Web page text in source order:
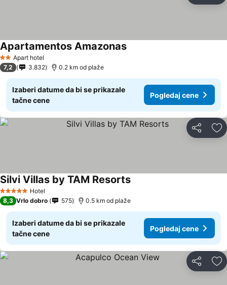
2 Zvezdice
Apart hotel
Apartamentos Amazonas
7,2 3.832 0.2 km od plaže
Izaberi datume da bi se prikazale
tačne cene
Pogledaj cene
Deli
5 ZvezdiceHotel
Silvi Villas by TAM Resorts
8,3 Vrlo dobro 575 0.5 km od plaže
Izaberi datume da bi se prikazale
tačne cene
Pogledaj cene
Deli